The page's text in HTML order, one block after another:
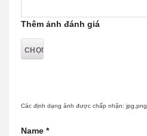
Thêm ảnh đánh giá
Các định dạng ảnh được chấp nhận: jpg,png.
Name *